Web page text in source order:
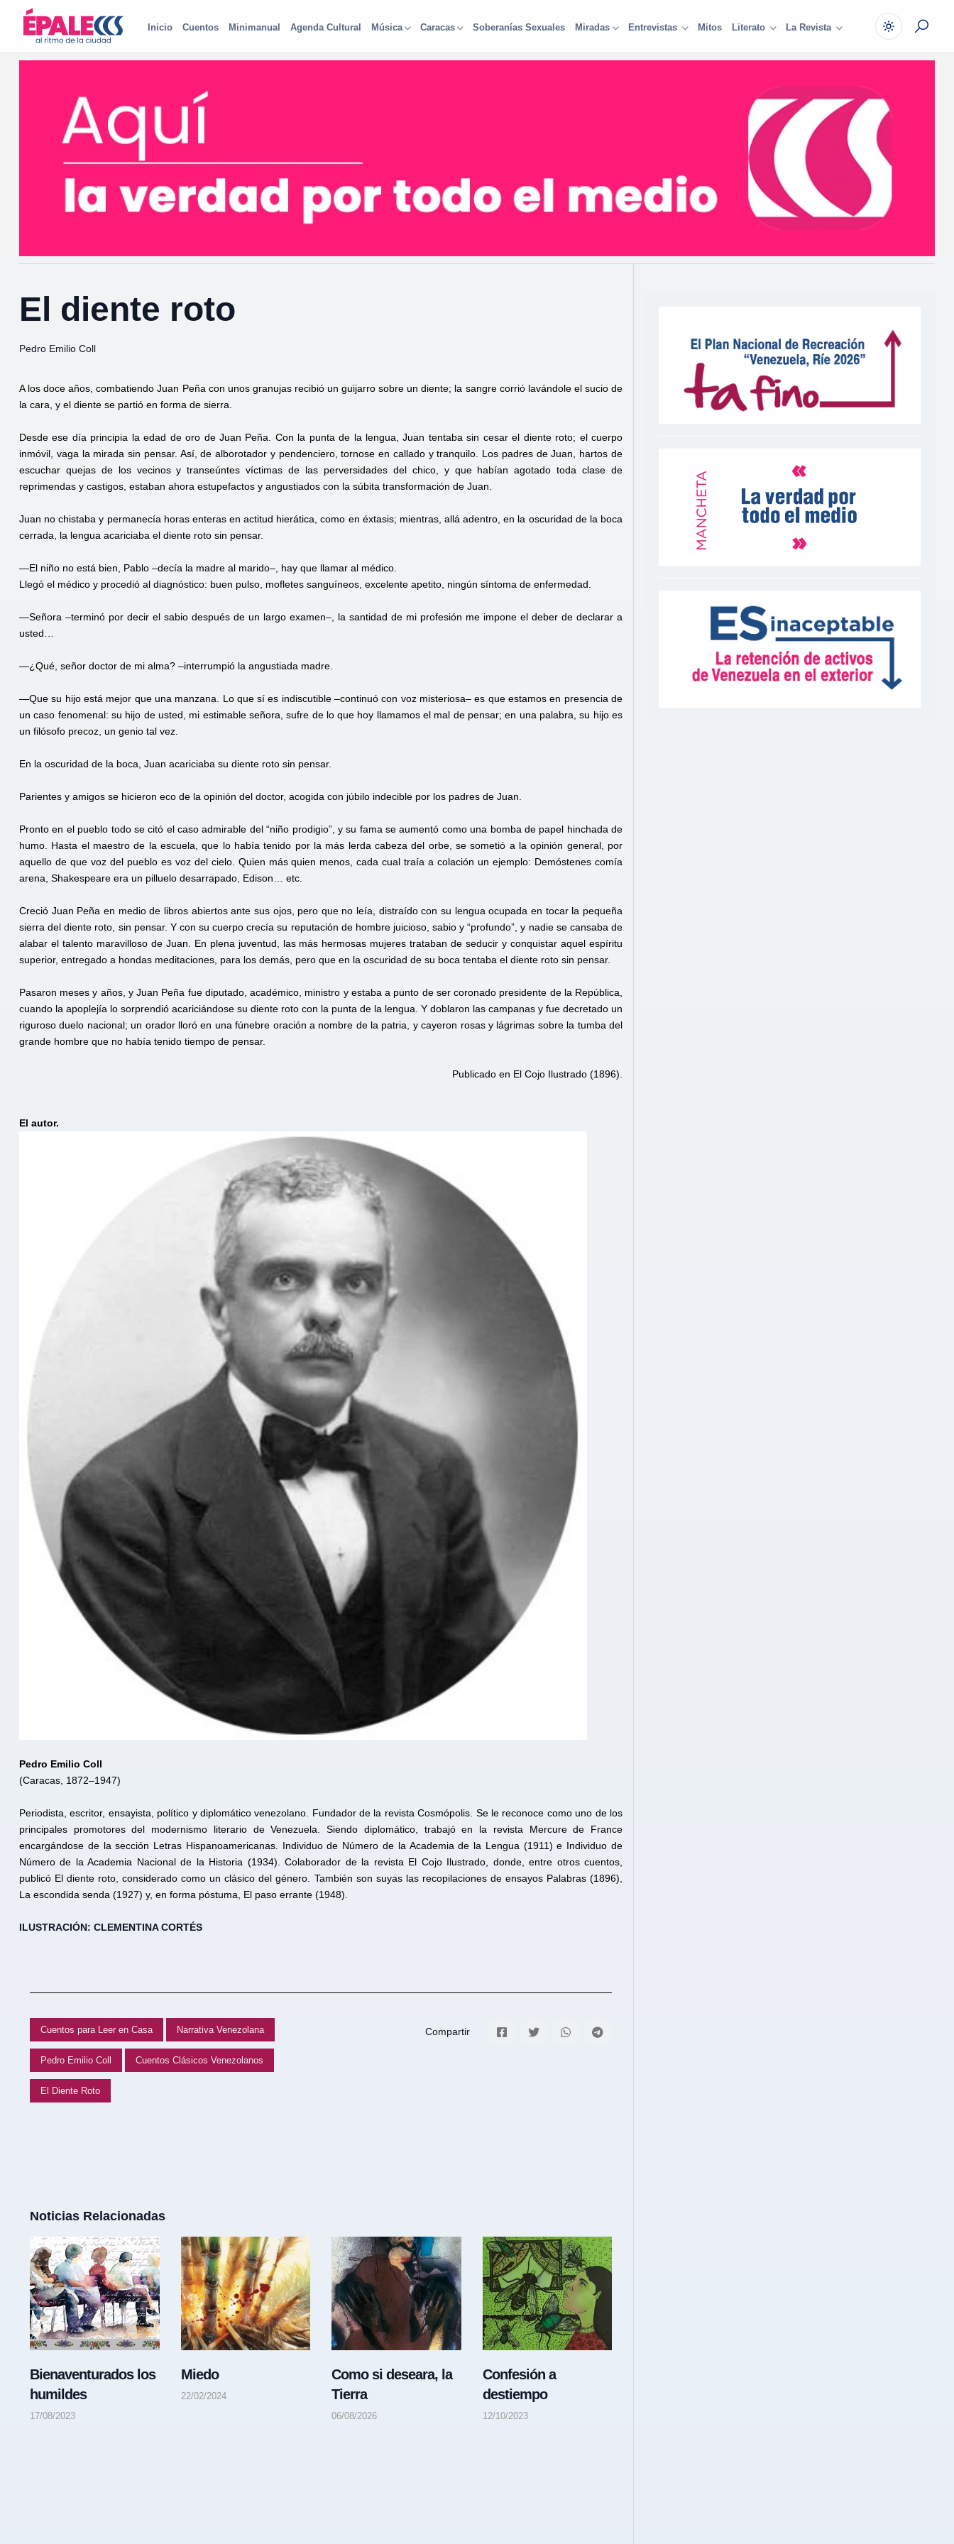
Inicio Cuentos Minimanual Agenda Cultural Música Caracas Soberanías Sexuales Miradas Entrevistas Mitos Literato La Revista
El diente roto
Pedro Emilio Coll
A los doce años, combatiendo Juan Peña con unos granujas recibió un guijarro sobre un diente; la sangre corrió lavándole el sucio de
la cara, y el diente se partió en forma de sierra.
Desde ese día principia la edad de oro de Juan Peña. Con la punta de la lengua, Juan tentaba sin cesar el diente roto; el cuerpo
inmóvil, vaga la mirada sin pensar. Así, de alborotador y pendenciero, tornose en callado y tranquilo. Los padres de Juan, hartos de
escuchar quejas de los vecinos y transeúntes víctimas de las perversidades del chico, y que habían agotado toda clase de
reprimendas y castigos, estaban ahora estupefactos y angustiados con la súbita transformación de Juan.
Juan no chistaba y permanecía horas enteras en actitud hierática, como en éxtasis; mientras, allá adentro, en la oscuridad de la boca
cerrada, la lengua acariciaba el diente roto sin pensar.
—El niño no está bien, Pablo –decía la madre al marido–, hay que llamar al médico.
Llegó el médico y procedió al diagnóstico: buen pulso, mofletes sanguíneos, excelente apetito, ningún síntoma de enfermedad.
—Señora –terminó por decir el sabio después de un largo examen–, la santidad de mi profesión me impone el deber de declarar a
usted…
—¿Qué, señor doctor de mi alma? –interrumpió la angustiada madre.
—Que su hijo está mejor que una manzana. Lo que sí es indiscutible –continuó con voz misteriosa– es que estamos en presencia de
un caso fenomenal: su hijo de usted, mi estimable señora, sufre de lo que hoy llamamos el mal de pensar; en una palabra, su hijo es
un filósofo precoz, un genio tal vez.
En la oscuridad de la boca, Juan acariciaba su diente roto sin pensar.
Parientes y amigos se hicieron eco de la opinión del doctor, acogida con júbilo indecible por los padres de Juan.
Pronto en el pueblo todo se citó el caso admirable del “niño prodigio”, y su fama se aumentó como una bomba de papel hinchada de
humo. Hasta el maestro de la escuela, que lo había tenido por la más lerda cabeza del orbe, se sometió a la opinión general, por
aquello de que voz del pueblo es voz del cielo. Quien más quien menos, cada cual traía a colación un ejemplo: Demóstenes comía
arena, Shakespeare era un pilluelo desarrapado, Edison… etc.
Creció Juan Peña en medio de libros abiertos ante sus ojos, pero que no leía, distraído con su lengua ocupada en tocar la pequeña
sierra del diente roto, sin pensar. Y con su cuerpo crecía su reputación de hombre juicioso, sabio y “profundo”, y nadie se cansaba de
alabar el talento maravilloso de Juan. En plena juventud, las más hermosas mujeres trataban de seducir y conquistar aquel espíritu
superior, entregado a hondas meditaciones, para los demás, pero que en la oscuridad de su boca tentaba el diente roto sin pensar.
Pasaron meses y años, y Juan Peña fue diputado, académico, ministro y estaba a punto de ser coronado presidente de la República,
cuando la apoplejía lo sorprendió acariciándose su diente roto con la punta de la lengua. Y doblaron las campanas y fue decretado un
riguroso duelo nacional; un orador lloró en una fúnebre oración a nombre de la patria, y cayeron rosas y lágrimas sobre la tumba del
grande hombre que no había tenido tiempo de pensar.
Publicado en El Cojo Ilustrado (1896).
El autor.
Pedro Emilio Coll
(Caracas, 1872–1947)
Periodista, escritor, ensayista, político y diplomático venezolano. Fundador de la revista Cosmópolis. Se le reconoce como uno de los
principales promotores del modernismo literario de Venezuela. Siendo diplomático, trabajó en la revista Mercure de France
encargándose de la sección Letras Hispanoamericanas. Individuo de Número de la Academia de la Lengua (1911) e Individuo de
Número de la Academia Nacional de la Historia (1934). Colaborador de la revista El Cojo Ilustrado, donde, entre otros cuentos,
publicó El diente roto, considerado como un clásico del género. También son suyas las recopilaciones de ensayos Palabras (1896),
La escondida senda (1927) y, en forma póstuma, El paso errante (1948).
ILUSTRACIÓN: CLEMENTINA CORTÉS
Cuentos para Leer en Casa Narrativa Venezolana
Pedro Emilio Coll Cuentos Clásicos Venezolanos
El Diente Roto
Compartir
Noticias Relacionadas
Bienaventurados los
humildes
17/08/2023
Miedo
22/02/2024
Como si deseara, la
Tierra
06/08/2026
Confesión a
destiempo
12/10/2023